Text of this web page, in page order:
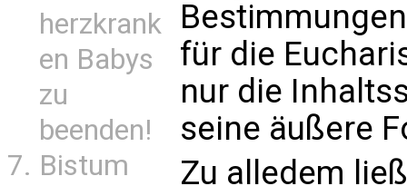
herzkrank
en Babys
zu
beenden!
Bistum
für die
nur die
seine äußere
Zu alledem